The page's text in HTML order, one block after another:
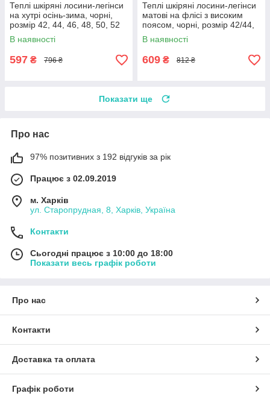
Теплі шкіряні лосини-легінси
на хутрі осінь-зима, чорні,
розмір 42, 44, 46, 48, 50, 52
В наявності
597 ₴ 796 ₴
Теплі шкіряні лосини-легінси
матові на флісі з високим
поясом, чорні, розмір 42/44,
44/46, 46/48, 48/50, 50/52
В наявності
609 ₴ 812 ₴
Показати ще
Про нас
97% позитивних з 192 відгуків за рік
Працює з 02.09.2019
м. Харків
ул. Старопрудная, 8, Харків, Україна
Контакти
Сьогодні працює з 10:00 до 18:00
Показати весь графік роботи
Про нас
Контакти
Доставка та оплата
Графік роботи